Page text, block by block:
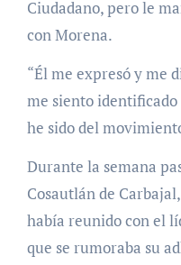
Ciudadano, pero le
con Morena.
“Él me expresó y me
me siento
he sido del
Durante la semana
Cosautlán de
había reunido con el
que se rumoraba su